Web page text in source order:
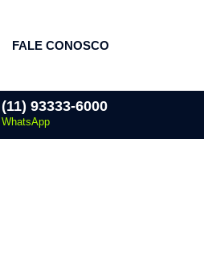
FALE CONOSCO
(11) 93333-6000
WhatsApp